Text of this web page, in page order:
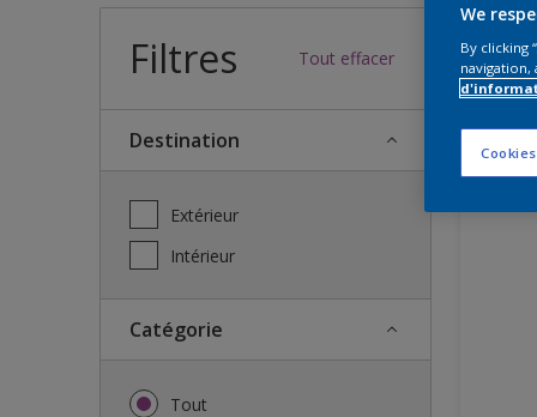
Filtres Tout effacer
Destination
Extérieur
Intérieur
Catégorie
Tout
46Nous
We
By clicking
navigation,